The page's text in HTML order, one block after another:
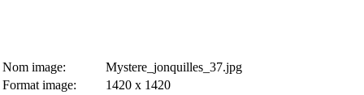
Nom image:
Mystere_jonquilles_37.jpg
Format image:
1420 x 1420